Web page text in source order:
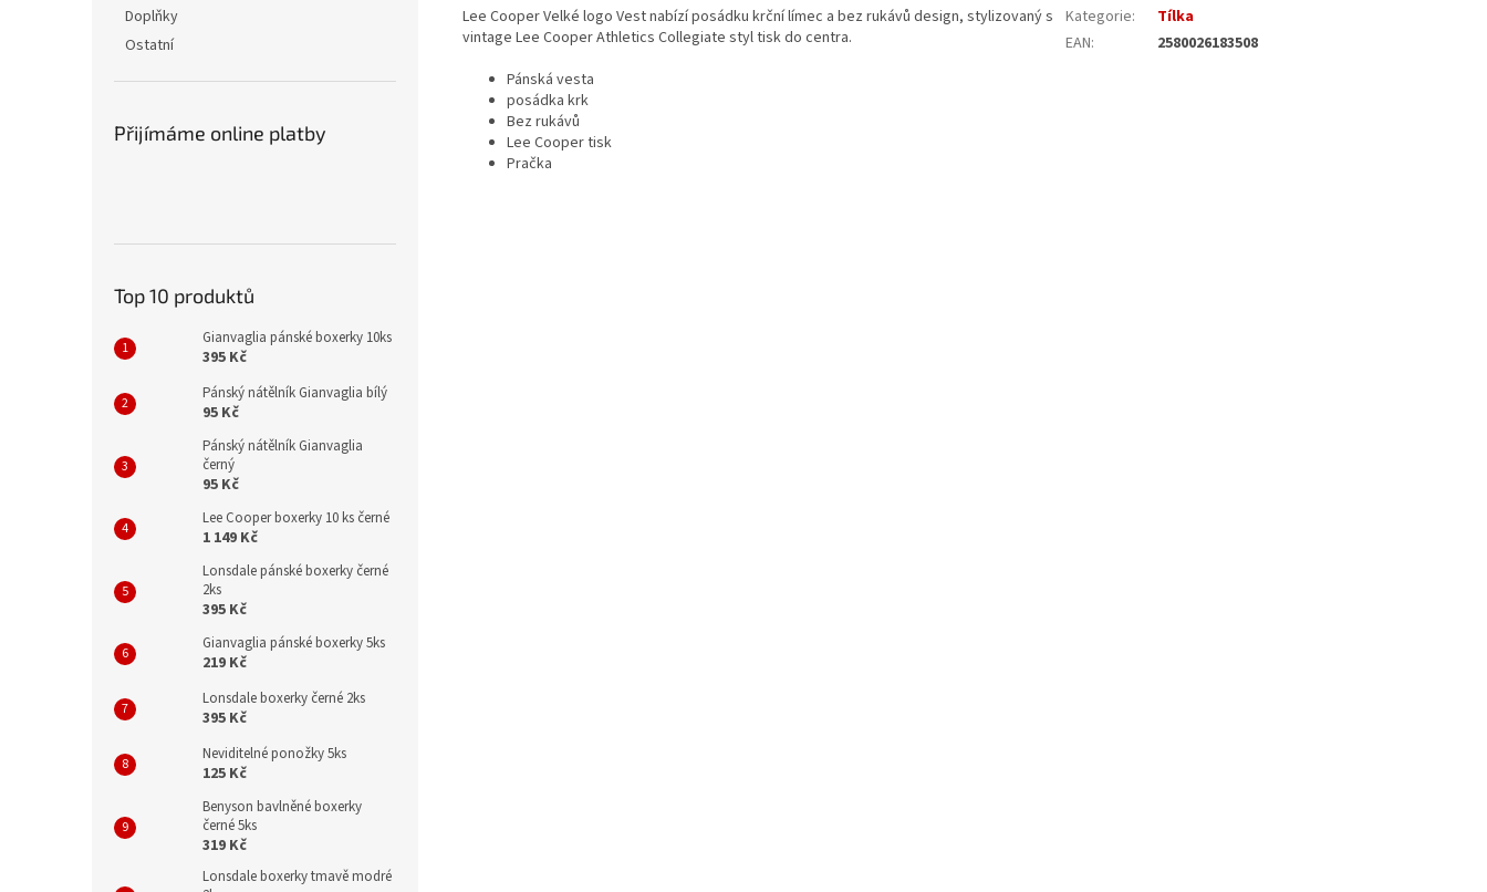
Doplňky
Ostatní
Přijímáme online platby
Top 10 produktů
Gianvaglia pánské boxerky 10ks
395 Kč
Pánský nátělník Gianvaglia bílý
95 Kč
Pánský nátělník Gianvaglia
černý
95 Kč
Lee Cooper boxerky 10 ks černé
1 149 Kč
Lonsdale pánské boxerky černé
2ks
395 Kč
Gianvaglia pánské boxerky 5ks
219 Kč
Lonsdale boxerky černé 2ks
395 Kč
Neviditelné ponožky 5ks
125 Kč
Benyson bavlněné boxerky
černé 5ks
319 Kč
Lonsdale boxerky tmavě modré
Lee Cooper Velké logo Vest nabízí posádku krční límec a bez rukávů design, stylizovaný s
vintage Lee Cooper Athletics Collegiate styl tisk do centra.
Pánská vesta
posádka krk
Bez rukávů
Lee Cooper tisk
Pračka
Kategorie:
Tílka
EAN: 2580026183508